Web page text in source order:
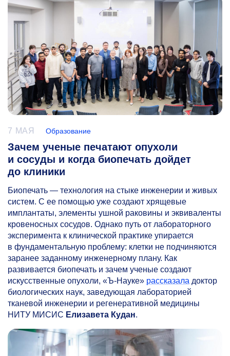
7 МАЯ Образование
Зачем ученые печатают опухоли
и сосуды и когда биопечать дойдет
до клиники
Биопечать — технология на стыке инженерии и живых
систем. С ее помощью уже создают хрящевые
имплантаты, элементы ушной раковины и эквиваленты
кровеносных сосудов. Однако путь от лабораторного
эксперимента к клинической практике упирается
в фундаментальную проблему: клетки не подчиняются
заранее заданному инженерному плану. Как
развивается биопечать и зачем ученые создают
искусственные опухоли, «Ъ-Науке» рассказала доктор
биологических наук, заведующая лабораторией
тканевой инженерии и регенеративной медицины
НИТУ МИСИС Елизавета Кудан.